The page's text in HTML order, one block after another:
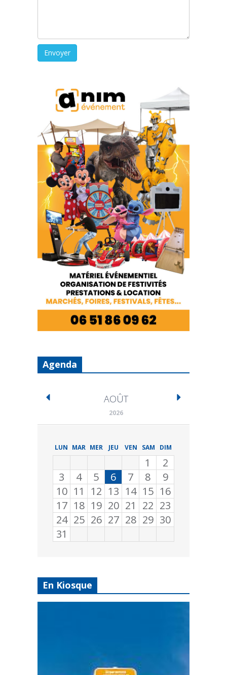
Agenda
AOÛT
2026
LUN MAR MER JEU VEN SAM DIM
1
2
3
4 5 6 7 8
9
10 11 12 13 14 15 16
17 18 19 20 21 22 23
24 25 26 27 28 29 30
31
En Kiosque